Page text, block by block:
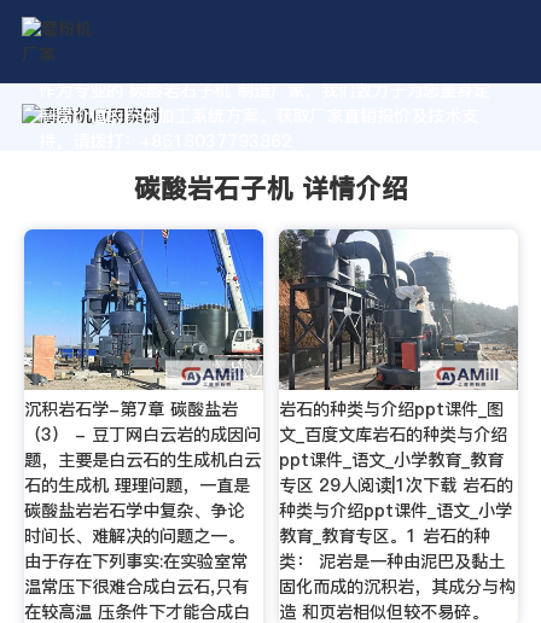
作为专业的 碳酸岩石子机 制造厂家，我们致力于为您量身定
制高价值的粉体加工系统方案。获取厂家直销报价及技术支
碳酸岩石子机 详情介绍
沉积岩石学-第7章 碳酸盐岩
（3） - 豆丁网白云岩的成因问
题，主要是白云石的生成机白云
石的生成机 理理问题，一直是
碳酸盐岩岩石学中复杂、争论
时间长、难解决的问题之一。
由于存在下列事实:在实验室常
温常压下很难合成白云石,只有
在较高温 压条件下才能合成白
岩石的种类与介绍ppt课件_图
文_百度文库岩石的种类与介绍
ppt课件_语文_小学教育_教育
专区 29人阅读|1次下载 岩石的
种类与介绍ppt课件_语文_小学
教育_教育专区。1 岩石的种
类： 泥岩是一种由泥巴及黏土
固化而成的沉积岩，其成分与构
造 和页岩相似但较不易碎。